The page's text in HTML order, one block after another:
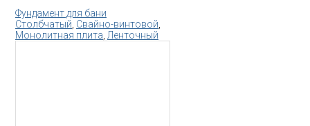
Фундамент для бани
Столбчатый Свайно-винтовой
Монолитная плита Ленточный